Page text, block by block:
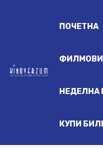
ПОЧЕТНА
ФИЛМОВИ
НЕДЕЛНА
КУПИ